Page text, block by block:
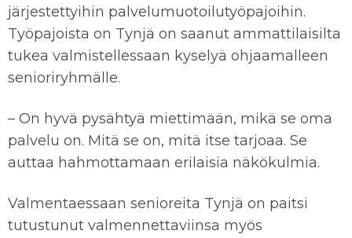
järjestettyihin palvelumuotoilutyöpajoihin.
Työpajoista on Tynjä on saanut ammattilaisilta
tukea valmistellessaan kyselyä ohjaamalleen
senioriryhmälle.
– On hyvä pysähtyä miettimään, mikä se oma
palvelu on. Mitä se on, mitä itse tarjoaa. Se
auttaa hahmottamaan erilaisia näkökulmia.
Valmentaessaan senioreita Tynjä on paitsi
tutustunut valmennettaviinsa myös